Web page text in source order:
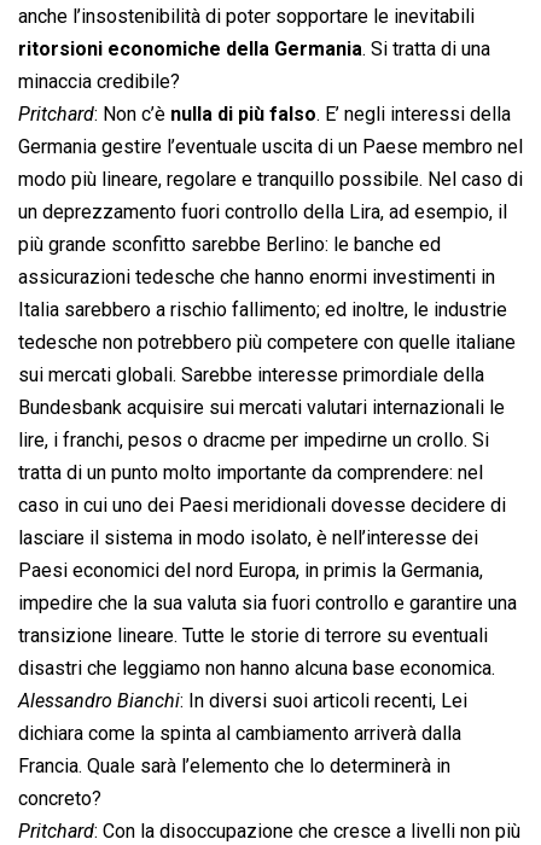
anche l’insostenibilità di poter sopportare le inevitabili
ritorsioni economiche della Germania. Si tratta di una
minaccia credibile?
Pritchard: Non c’è nulla di più falso. E’ negli interessi della
Germania gestire l’eventuale uscita di un Paese membro nel
modo più lineare, regolare e tranquillo possibile. Nel caso di
un deprezzamento fuori controllo della Lira, ad esempio, il
più grande sconfitto sarebbe Berlino: le banche ed
assicurazioni tedesche che hanno enormi investimenti in
Italia sarebbero a rischio fallimento; ed inoltre, le industrie
tedesche non potrebbero più competere con quelle italiane
sui mercati globali. Sarebbe interesse primordiale della
Bundesbank acquisire sui mercati valutari internazionali le
lire, i franchi, pesos o dracme per impedirne un crollo. Si
tratta di un punto molto importante da comprendere: nel
caso in cui uno dei Paesi meridionali dovesse decidere di
lasciare il sistema in modo isolato, è nell’interesse dei
Paesi economici del nord Europa, in primis la Germania,
impedire che la sua valuta sia fuori controllo e garantire una
transizione lineare. Tutte le storie di terrore su eventuali
disastri che leggiamo non hanno alcuna base economica.
Alessandro Bianchi: In diversi suoi articoli recenti, Lei
dichiara come la spinta al cambiamento arriverà dalla
Francia. Quale sarà l’elemento che lo determinerà in
concreto?
Pritchard: Con la disoccupazione che cresce a livelli non più